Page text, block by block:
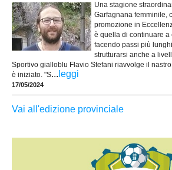
Una stagione
Garfagnana femminile,
promozione in
è quella di continuare a
facendo passi più
strutturarsi anche a
Sportivo gialloblu Flavio Stefani riavvolge il
è iniziato. "S... leggi
17/05/2024
Vai all'edizione provinciale